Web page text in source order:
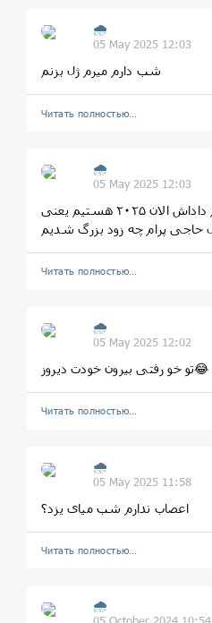
🌧
05 May 2025 12:03
شب دارم میرم ژل بزنم
Читать полностью…
🌧
05 May 2025 12:03
امین منو تو از ۲۰۱۵ رفیقیم داداش الان ۲۰۲۵ هستیم یعنی
Читать полностью…
🌧
05 May 2025 12:02
تو خو رفتی بیرون خودت دیروز😂
Читать полностью…
🌧
05 May 2025 11:58
اعصاب ندارم شب میای یزد؟
Читать полностью…
🌧